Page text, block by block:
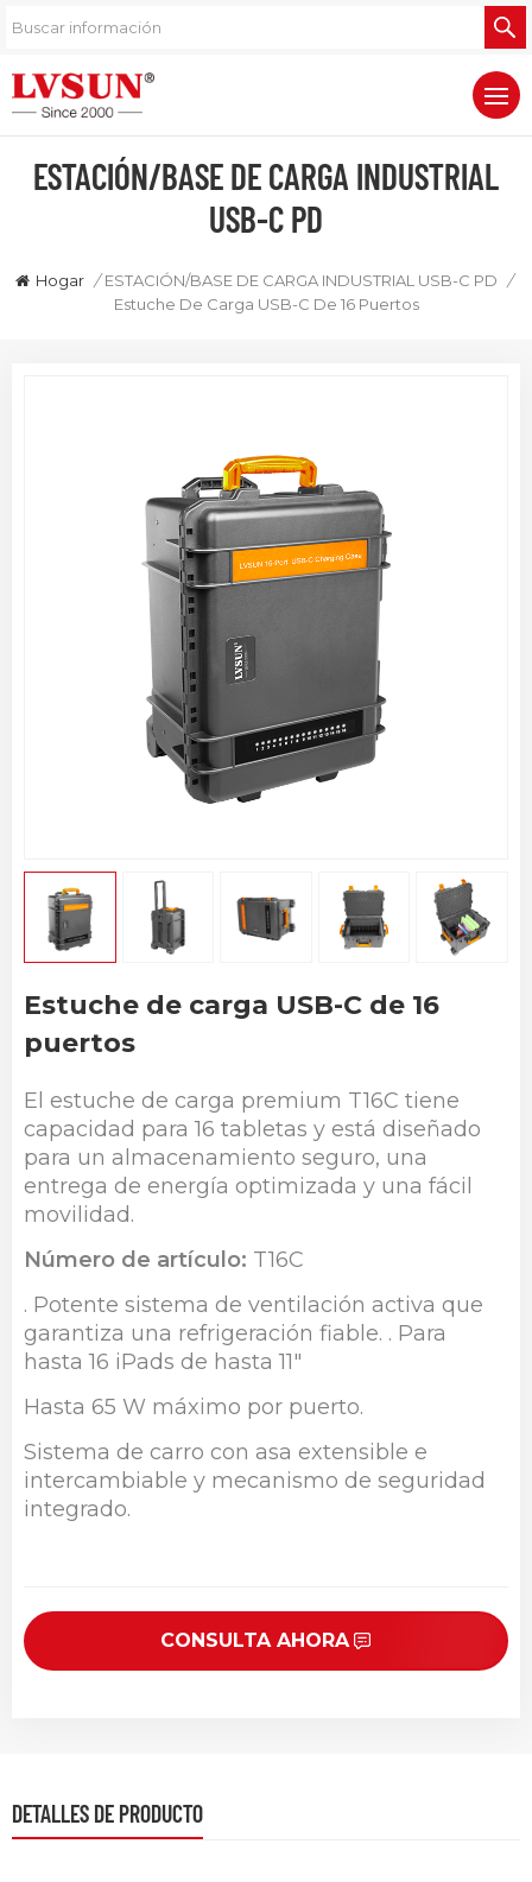
ESTACIÓN/BASE DE CARGA INDUSTRIAL
USB-C PD
Hogar / ESTACIÓN/BASE DE CARGA INDUSTRIAL USB-C PD
/
Estuche De Carga USB-C De 16 Puertos
Estuche de carga USB-C de 16
puertos
El estuche de carga premium T16C tiene
capacidad para 16 tabletas y está diseñado
para un almacenamiento seguro, una
entrega de energía optimizada y una fácil
movilidad.
Número de artículo: T16C
. Potente sistema de ventilación activa que
garantiza una refrigeración fiable. . Para
hasta 16 iPads de hasta 11″
Hasta 65 W máximo por puerto.
Sistema de carro con asa extensible e
intercambiable y mecanismo de seguridad
integrado.
CONSULTA AHORA
DETALLES DE PRODUCTO